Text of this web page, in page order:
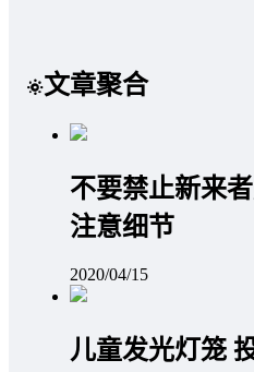
文章聚合
不要禁止新来者
注意细节
2020/04/15
儿童发光灯笼